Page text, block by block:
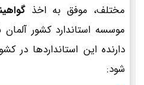
مختلف، موفق به اخذ
موسسه استاندارد کشور
دارنده این استانداردها در
شود: